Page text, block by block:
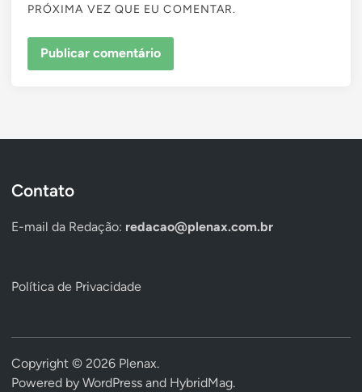
PRÓXIMA VEZ QUE EU COMENTAR.
Contato
E-mail da Redação: redacao@plenax.com.br
Política de Privacidade
Copyright © 2026 Plenax.
Powered by WordPress and HybridMag.